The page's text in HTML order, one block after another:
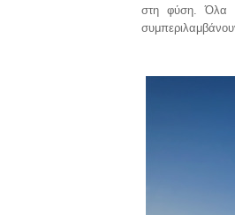
στη φύση. Όλα